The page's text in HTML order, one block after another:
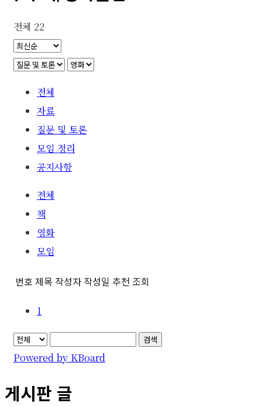
전체 22
전체
자료
질문 및 토론
모임 정리
공지사항
전체
책
영화
모임
번호 제목 작성자 작성일 추천 조회
1
검색
Powered by KBoard
게시판 글